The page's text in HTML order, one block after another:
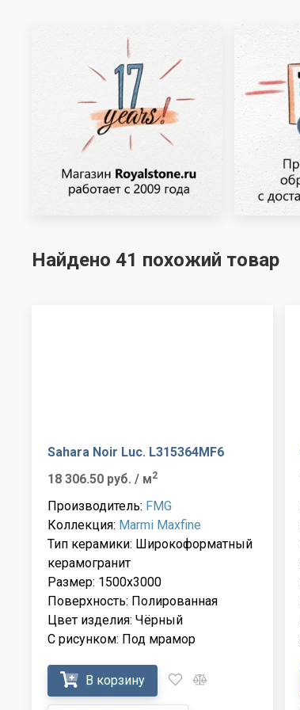
Найдено 41 похожий товар
Sahara Noir Luc. L315364MF6
18 306.50 руб. / м2
Производитель: FMG
Коллекция: Marmi Maxfine
Тип керамики: Широкоформатный
керамогранит
Размер: 1500x3000
Поверхность: Полированная
Цвет изделия: Чёрный
С рисунком: Под мрамор
В корзину